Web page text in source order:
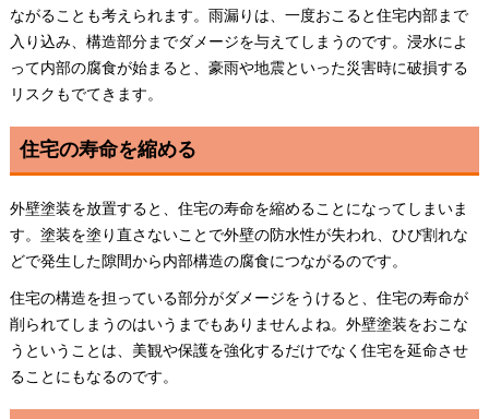
ながることも考えられます。雨漏りは、一度おこると住宅内部まで
入り込み、構造部分までダメージを与えてしまうのです。浸水によ
って内部の腐食が始まると、豪雨や地震といった災害時に破損する
リスクもでてきます。
住宅の寿命を縮める
外壁塗装を放置すると、住宅の寿命を縮めることになってしまいま
す。塗装を塗り直さないことで外壁の防水性が失われ、ひび割れな
どで発生した隙間から内部構造の腐食につながるのです。
住宅の構造を担っている部分がダメージをうけると、住宅の寿命が
削られてしまうのはいうまでもありませんよね。外壁塗装をおこな
うということは、美観や保護を強化するだけでなく住宅を延命させ
ることにもなるのです。